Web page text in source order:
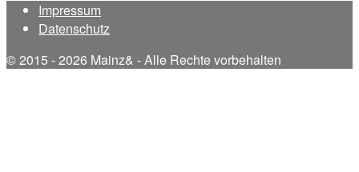
Impressum
Datenschutz
© 2015 - 2026 Mainz& - Alle Rechte vorbehalten